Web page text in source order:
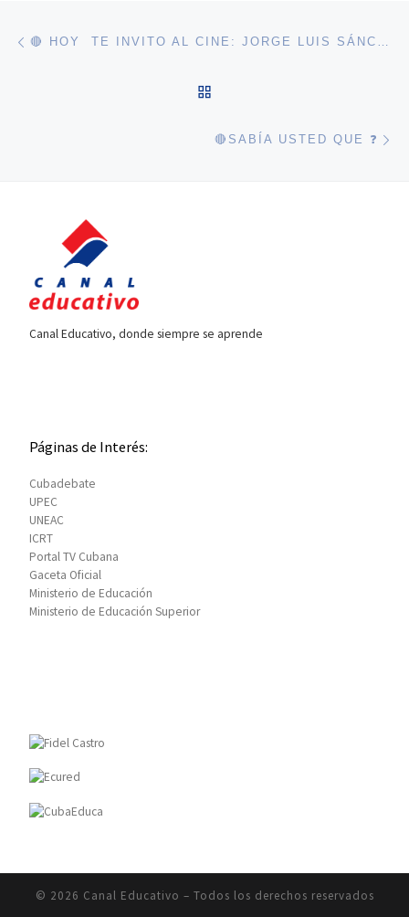
Navegación de entradas 🔴 HOY TE INVITO AL CINE: JORGE LUIS SÁNCHEZ
🔴SABÍA USTED QUE ❓
Canal Educativo, donde siempre se aprende
Páginas de Interés:
Cubadebate
UPEC
UNEAC
ICRT
Portal TV Cubana
Gaceta Oficial
Ministerio de Educación
Ministerio de Educación Superior
© 2026 Canal Educativo – Todos los derechos reservados